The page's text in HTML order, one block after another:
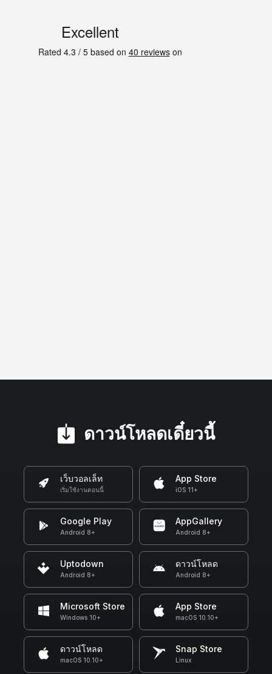
ดาวน์โหลดเดี๋ยวนี้
เว็บวอลเล็ท
เริ่มใช้งานตอนนี้
App Store
iOS 11+
Google Play
Android 8+
AppGallery
Android 8+
Uptodown
Android 8+
ดาวน์โหลด
Android 8+
Microsoft Store
Windows 10+
App Store
macOS 10.10+
ดาวน์โหลด
macOS 10.10+
Snap Store
Linux